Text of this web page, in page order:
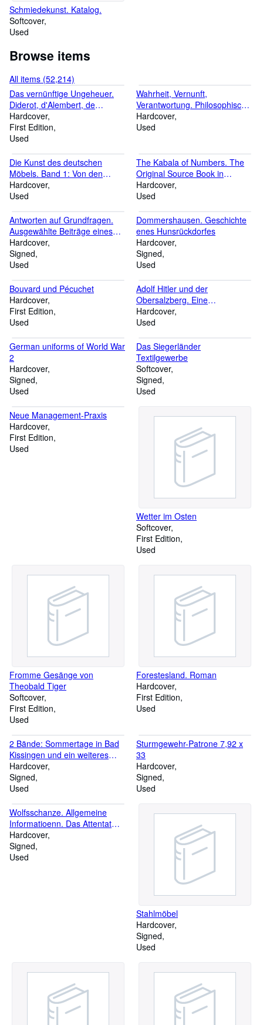
Schmiedekunst. Katalog.
Softcover
Used
Browse items
All items (52,214)
Das vernünftige Ungeheuer.
Diderot, d'Alembert, de
Jaucourt und die grosse
Entyklopädie
Hardcover
First Edition
Used
Wahrheit, Vernunft,
Verantwortung. Philosophische
Studien
Hardcover
Used
Die Kunst des deutschen
Möbels. Band 1: Von den
Anfängen bis zum Hochbarock.
Hardcover
Used
The Kabala of Numbers. The
Original Source Book in
Numerology
Hardcover
Used
Antworten auf Grundfragen.
Ausgewählte Beiträge eines
Strafrechtskommentators aus
drei Jahrzehnten
Hardcover
Signed
Used
Dommershausen. Geschichte
enes Hunsrückdorfes
Hardcover
Signed
Used
Bouvard und Pécuchet
Hardcover
First Edition
Used
Adolf Hitler und der
Obersalzberg. Eine
Dokumentation in Wort und Bild
Hardcover
Used
German uniforms of World War
2
Hardcover
Signed
Used
Das Siegerländer
Textilgewerbe
Softcover
Signed
Used
Neue Management-Praxis
Hardcover
First Edition
Used
Wetter im Osten
Softcover
First Edition
Used
Fromme Gesänge von
Theobald Tiger
Softcover
First Edition
Used
Forestesland. Roman
Hardcover
First Edition
Used
2 Bände: Sommertage in Bad
Kissingen und ein weiteres
Buch des Autors
Hardcover
Signed
Used
Sturmgewehr-Patrone 7,92 x
33
Hardcover
Signed
Used
Wolfsschanze. Allgemeine
Informatioenn. Das Attentat
vom 20. Juli 1944. Funduiertes
Bildmaterial, Erinnerungen von
Zeitzeugen
Hardcover
Signed
Used
Stahlmöbel
Hardcover
Signed
Used